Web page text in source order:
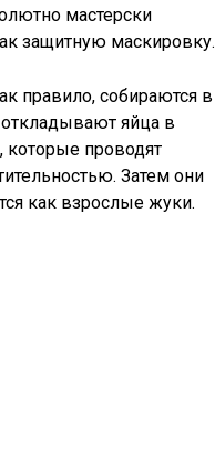
мастерски
защитную маскировку.
правило, собираются в
яйца в
которые проводят
Затем они
как взрослые жуки.